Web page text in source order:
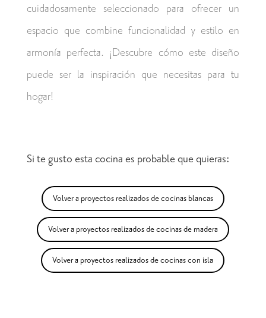
cuidadosamente seleccionado para ofrecer un
espacio que combine funcionalidad y estilo en
armonía perfecta. ¡Descubre cómo este diseño
puede ser la inspiración que necesitas para tu
hogar!
Si te gusto esta cocina es probable que quieras:
Volver a proyectos realizados de cocinas blancas
Volver a proyectos realizados de cocinas de madera
Volver a proyectos realizados de cocinas con isla